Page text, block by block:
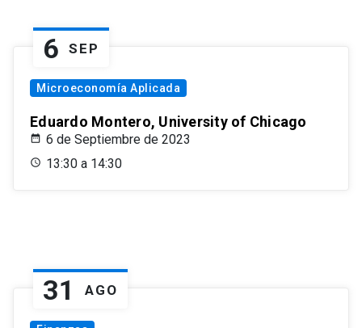
6 SEP
Microeconomía Aplicada
Eduardo Montero, University of Chicago
6 de Septiembre de 2023
13:30 a 14:30
31 AGO